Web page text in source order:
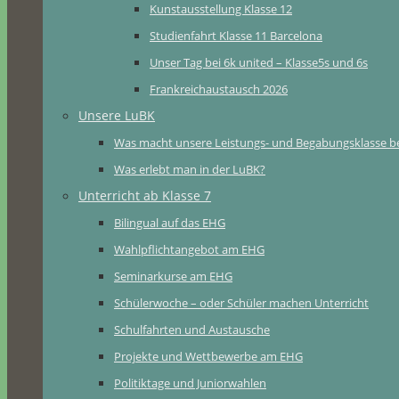
Kunstausstellung Klasse 12
Studienfahrt Klasse 11 Barcelona
Unser Tag bei 6k united – Klasse5s und 6s
Frankreichaustausch 2026
Unsere LuBK
Was macht unsere Leistungs- und Begabungsklasse
Was erlebt man in der LuBK?
Unterricht ab Klasse 7
Bilingual auf das EHG
Wahlpflichtangebot am EHG
Seminarkurse am EHG
Schülerwoche – oder Schüler machen Unterricht
Schulfahrten und Austausche
Projekte und Wettbewerbe am EHG
Politiktage und Juniorwahlen